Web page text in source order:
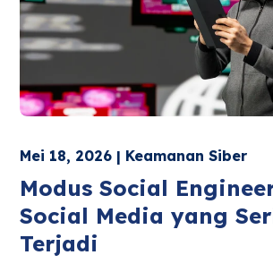
Mei 18, 2026 | Keamanan Siber
Modus Social
Social Media yang
Terjadi